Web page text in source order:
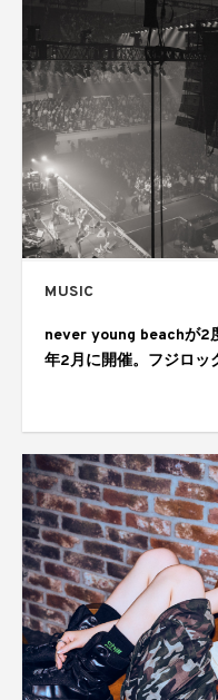
MUSIC
never young beachが2
年2月に開催。フジロッ